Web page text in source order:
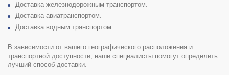
Доставка железнодорожным транспортом.
Доставка авиатранспортом.
Доставка водным транспортом.
В зависимости от вашего географического расположения и
транспортной доступности, наши специалисты помогут определить
лучший способ доставки.